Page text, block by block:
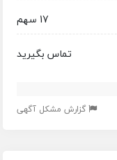
17 سهم
تماس بگیرید
گزارش مشکل آگهی